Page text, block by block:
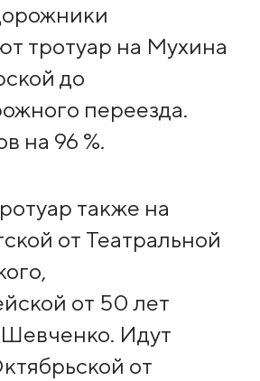
тротуар на Мухина
до
переезда.
на 96 %.
также на
от Театральной
от 50 лет
Идут
от